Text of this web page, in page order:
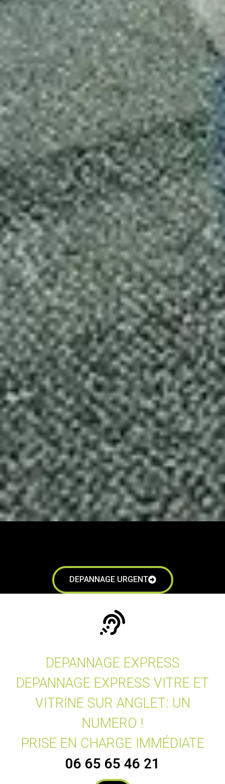
DEPANNAGE URGENT
DEPANNAGE EXPRESS
DEPANNAGE EXPRESS VITRE ET
VITRINE SUR ANGLET: UN
NUMERO !
PRISE EN CHARGE IMMÉDIATE
06 65 65 46 21